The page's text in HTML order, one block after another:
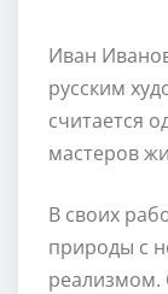
Иван
русским
считается
мастеров
В своих
природы с
реализмом.